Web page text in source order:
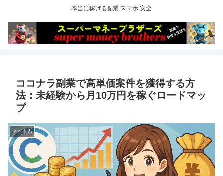
本当に稼げる副業 スマホ 安全
ココナラ副業で高単価案件を獲得する方
法：未経験から月10万円を稼ぐロードマッ
プ
ネット系